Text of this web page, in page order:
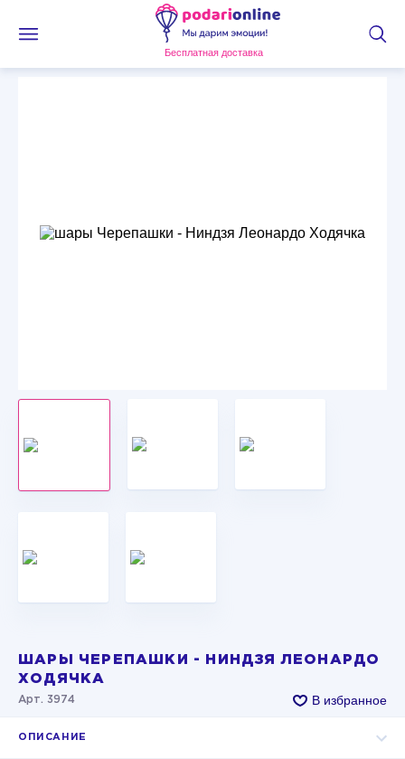
Бесплатная доставка
ШАРЫ ЧЕРЕПАШКИ - НИНДЗЯ ЛЕОНАРДО
ХОДЯЧКА
Арт. 3974 В избранное
ОПИСАНИЕ